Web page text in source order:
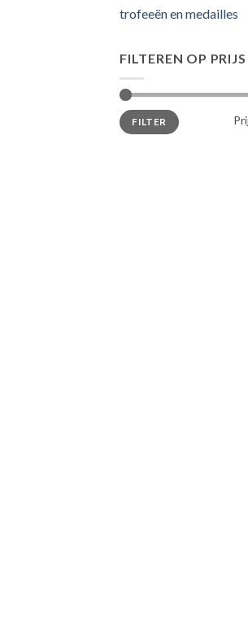
trofeeën en medailles
FILTEREN OP PRIJS
Min.
prijs
Max.
prijsFILTER